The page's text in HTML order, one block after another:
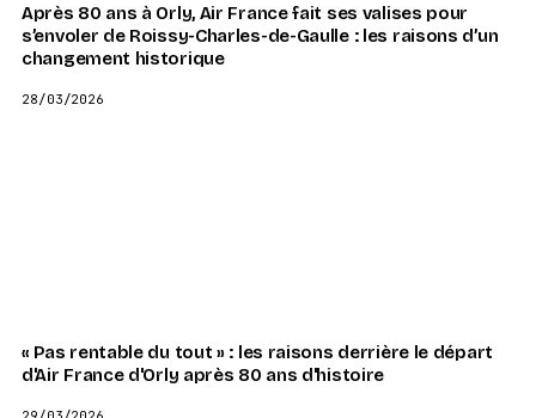
Après 80 ans à Orly, Air France fait ses valises pour
s’envoler de Roissy-Charles-de-Gaulle : les raisons d’un
changement historique
28/03/2026
« Pas rentable du tout » : les raisons derrière le départ
d'Air France d'Orly après 80 ans d'histoire